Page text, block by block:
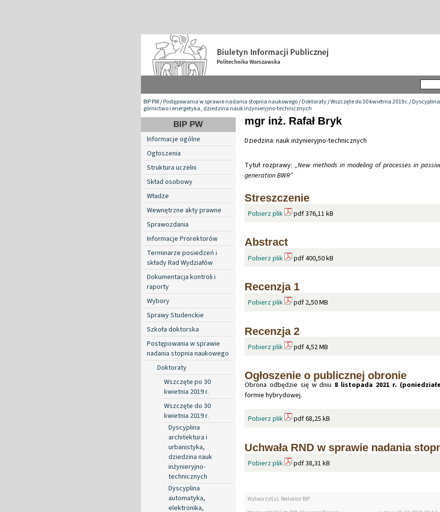
BIP PW/Postępowania w sprawie nadania stopnia naukowego/Doktoraty/Wszczęte do 30 kwietnia 2019 r./
górnictwo i energetyka, dziedzina nauk inżynieryjno-technicznych
BIP PW
Informacje ogólne
Ogłoszenia
Struktura uczelni
Skład osobowy
Władze
Wewnętrzne akty prawne
Sprawozdania
Informacje Prorektorów
Terminarze posiedzeń i
składy Rad Wydziałów
Dokumentacja kontroli i
raporty
Wybory
Sprawy Studenckie
Szkoła doktorska
Postępowania w sprawie
nadania stopnia naukowego
Doktoraty
Wszczęte po 30
kwietnia 2019 r.
Wszczęte do 30
kwietnia 2019 r.
Dyscyplina
architektura i
urbanistyka,
dziedzina nauk
inżynieryjno-
technicznych
Dyscyplina
automatyka,
elektronika,
mgr inż. Rafał Bryk
Dziedzina: nauk inżynieryjno-technicznych
Tytuł rozprawy: „New methods in modeling of processes in
generation BWR”
Streszczenie
Pobierz plik pdf 376,11 kB
Abstract
Pobierz plik pdf 400,50 kB
Recenzja 1
Pobierz plik pdf 2,50 MB
Recenzja 2
Pobierz plik pdf 4,52 MB
Ogłoszenie o publicznej obronie
Obrona odbędzie się w dniu 8 listopada 2021 r.
formie hybrydowej.
Pobierz plik pdf 68,25 kB
Uchwała RND w sprawie nadania
Pobierz plik pdf 38,31 kB
Wytworzył(a): Redaktor BIP